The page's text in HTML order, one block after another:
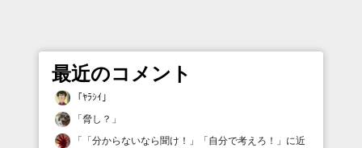
最近のコメント
「ﾔﾗｼｲ 」
「脅し？ 」
「 「分からないなら聞け！」「自分で考えろ！」に近